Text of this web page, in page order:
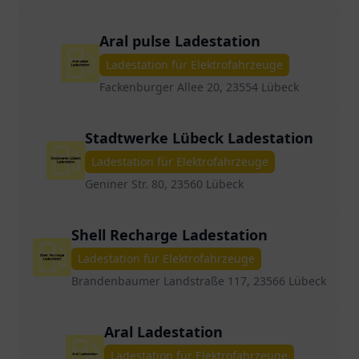
Aral pulse Ladestation
Ladestation für Elektrofahrzeuge
Fackenburger Allee 20, 23554 Lübeck
Stadtwerke Lübeck Ladestation
Ladestation für Elektrofahrzeuge
Geniner Str. 80, 23560 Lübeck
Shell Recharge Ladestation
Ladestation für Elektrofahrzeuge
Brandenbaumer Landstraße 117, 23566 Lübeck
Aral Ladestation
Ladestation für Elektrofahrzeuge